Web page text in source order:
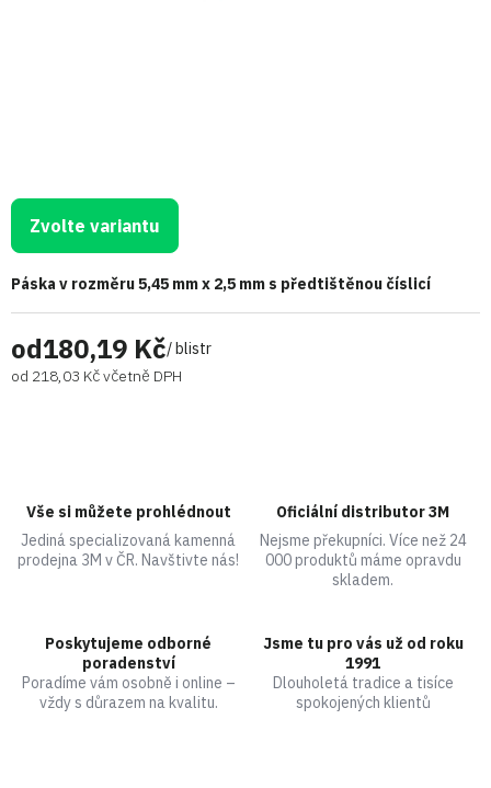
od180,19 Kč/ blistr
od 218,03 Kčvčetně DPH
Zvolte variantu
Páska v rozměru 5,45 mm x 2,5 mm s předtištěnou číslicí
Vše si můžete prohlédnout
Jediná specializovaná kamenná
prodejna 3M v ČR. Navštivte nás!
Oficiální distributor 3M
Nejsme překupníci. Více než 24
000 produktů máme opravdu
skladem.
Poskytujeme odborné
poradenství
Poradíme vám osobně i online –
vždy s důrazem na kvalitu.
Jsme tu pro vás už od roku
1991
Dlouholetá tradice a tisíce
spokojených klientů